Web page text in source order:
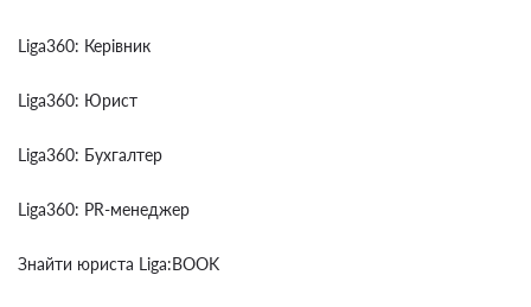
Liga360: Керівник
Liga360: Юрист
Liga360: Бухгалтер
Liga360: PR-менеджер
Знайти юриста Liga:BOOK